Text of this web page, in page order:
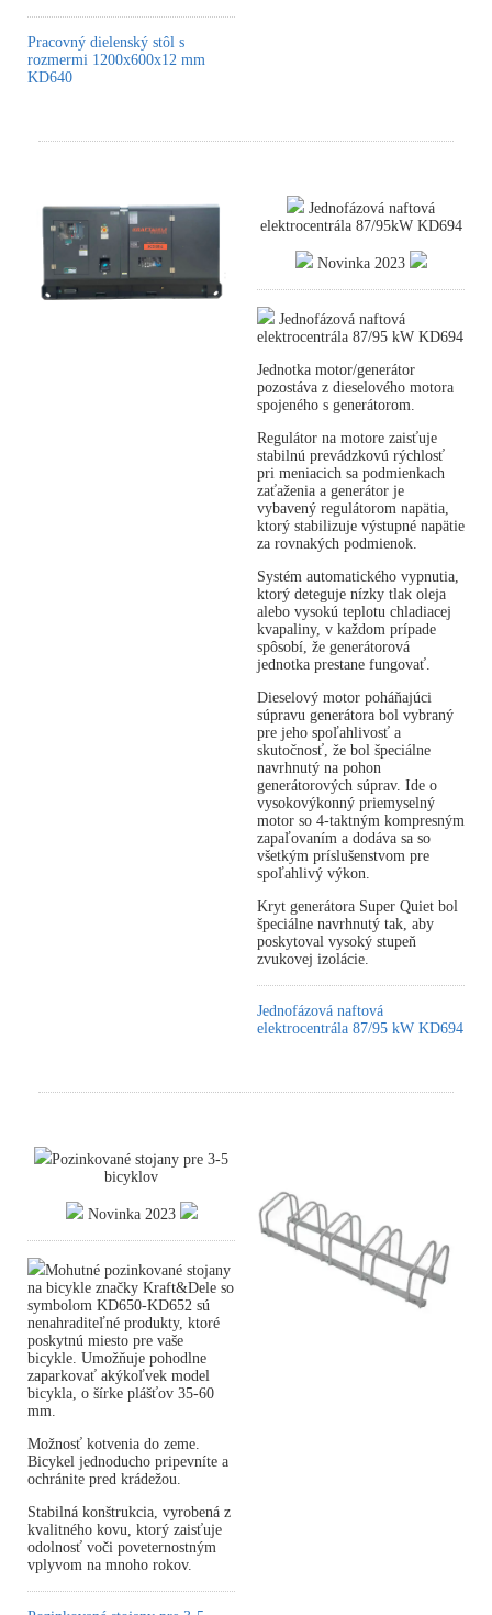
Pracovný dielenský stôl s
rozmermi 1200x600x12 mm
KD640
Jednofázová naftová
elektrocentrála 87/95kW KD694
Novinka 2023
Jednofázová naftová
elektrocentrála 87/95 kW KD694
Jednotka motor/generátor
pozostáva z dieselového motora
spojeného s generátorom.
Regulátor na motore zaisťuje
stabilnú prevádzkovú rýchlosť
pri meniacich sa podmienkach
zaťaženia a generátor je
vybavený regulátorom napätia,
ktorý stabilizuje výstupné napätie
za rovnakých podmienok.
Systém automatického vypnutia,
ktorý deteguje nízky tlak oleja
alebo vysokú teplotu chladiacej
kvapaliny, v každom prípade
spôsobí, že generátorová
jednotka prestane fungovať.
Dieselový motor poháňajúci
súpravu generátora bol vybraný
pre jeho spoľahlivosť a
skutočnosť, že bol špeciálne
navrhnutý na pohon
generátorových súprav. Ide o
vysokovýkonný priemyselný
motor so 4-taktným kompresným
zapaľovaním a dodáva sa so
všetkým príslušenstvom pre
spoľahlivý výkon.
Kryt generátora Super Quiet bol
špeciálne navrhnutý tak, aby
poskytoval vysoký stupeň
zvukovej izolácie.
Jednofázová naftová
elektrocentrála 87/95 kW KD694
Pozinkované stojany pre 3-5
bicyklov
Novinka 2023
Mohutné pozinkované stojany
na bicykle značky Kraft&Dele so
symbolom KD650-KD652 sú
nenahraditeľné produkty, ktoré
poskytnú miesto pre vaše
bicykle. Umožňuje pohodlne
zaparkovať akýkoľvek model
bicykla, o šírke plášťov 35-60
mm.
Možnosť kotvenia do zeme.
Bicykel jednoducho pripevníte a
ochránite pred krádežou.
Stabilná konštrukcia, vyrobená z
kvalitného kovu, ktorý zaisťuje
odolnosť voči poveternostným
vplyvom na mnoho rokov.